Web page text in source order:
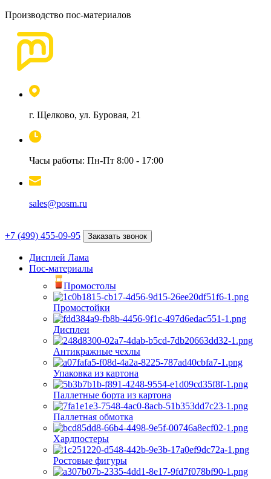
Производство пос-материалов
г. Щелково, ул. Буровая, 21
Часы работы: Пн-Пт 8:00 - 17:00
sales@posm.ru
+7 (499) 455-09-95 Заказать звонок
Дисплей Лама
Пос-материалы
Промостолы
Промостойки
Дисплеи
Антикражные чехлы
Упаковка из картона
Паллетные борта из картона
Паллетная обмотка
Хардпостеры
Ростовые фигуры